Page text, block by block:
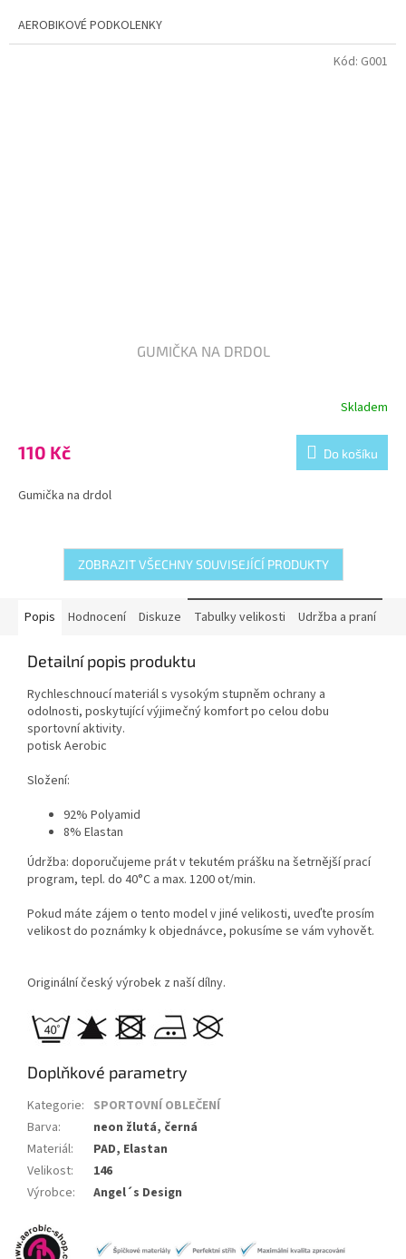
z
5
AEROBIKOVÉ PODKOLENKY
GUMIČKA NA DRDOL
Skladem
110 Kč Do košíku
Gumička na drdol
Kód: G001
ZOBRAZIT VŠECHNY SOUVISEJÍCÍ PRODUKTY
Popis Hodnocení Diskuze Tabulky velikosti Udržba a praní
Detailní popis produktu
Rychleschnoucí materiál s vysokým stupněm ochrany a
odolnosti, poskytující výjimečný komfort po celou dobu
sportovní aktivity.
potisk Aerobic
Složení:
92% Polyamid
8% Elastan
Údržba: doporučujeme prát v tekutém prášku na šetrnější prací
program, tepl. do 40°C a max. 1200 ot/min.
Pokud máte zájem o tento model v jiné velikosti, uveďte prosím
velikost do poznámky k objednávce, pokusíme se vám vyhovět.
Originální český výrobek z naší dílny.
Doplňkové parametry
Kategorie: SPORTOVNÍ OBLEČENÍ
Barva:
neon žlutá, černá
Materiál:
PAD, Elastan
Velikost:
146
Výrobce: Angel´s Design